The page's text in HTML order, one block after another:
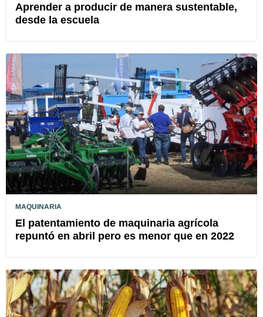
Aprender a producir de manera sustentable,
desde la escuela
MAQUINARIA
El patentamiento de maquinaria agrícola
repuntó en abril pero es menor que en 2022